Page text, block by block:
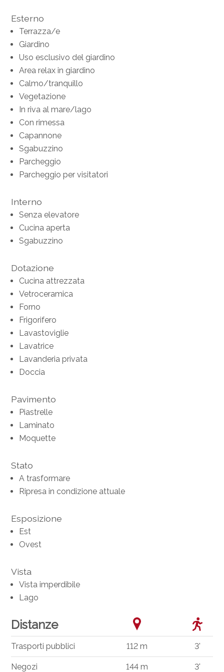
Esterno
Terrazza/e
Giardino
Uso esclusivo del giardino
Area relax in giardino
Calmo/tranquillo
Vegetazione
In riva al mare/lago
Con rimessa
Capannone
Sgabuzzino
Parcheggio
Parcheggio per visitatori
Interno
Senza elevatore
Cucina aperta
Sgabuzzino
Dotazione
Cucina attrezzata
Vetroceramica
Forno
Frigorifero
Lavastoviglie
Lavatrice
Lavanderia privata
Doccia
Pavimento
Piastrelle
Laminato
Moquette
Stato
A trasformare
Ripresa in condizione attuale
Esposizione
Est
Ovest
Vista
Vista imperdibile
Lago
Distanze
Trasporti pubblici 112 m 3'
Negozi 144 m 3'